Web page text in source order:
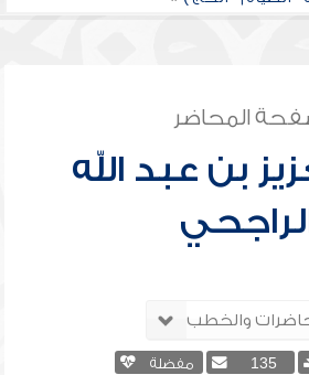
المحاضر
بن عبد الله
135 مفضلة